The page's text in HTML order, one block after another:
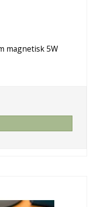
magnetisk 5W